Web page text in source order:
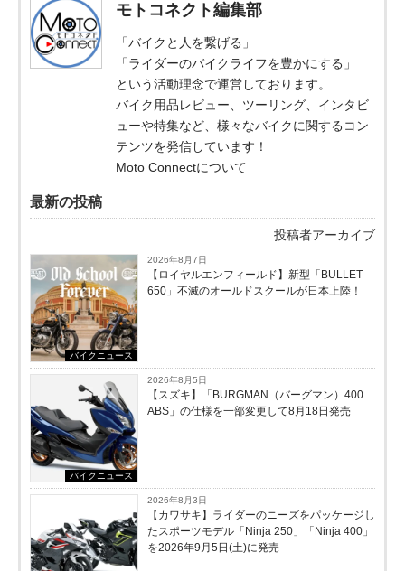
モトコネクト編集部
「バイクと人を繋げる」
「ライダーのバイクライフを豊かにする」
という活動理念で運営しております。
バイク用品レビュー、ツーリング、インタビ
ューや特集など、様々なバイクに関するコン
テンツを発信しています！
Moto Connectについて
最新の投稿
投稿者アーカイブ
バイクニュース
2026年8月7日
【ロイヤルエンフィールド】新型「BULLET
650」不滅のオールドスクールが⽇本上陸！
バイクニュース
2026年8月5日
【スズキ】「BURGMAN（バーグマン）400
ABS」の仕様を一部変更して8月18日発売
2026年8月3日
【カワサキ】ライダーのニーズをパッケージし
たスポーツモデル「Ninja 250」「Ninja 400」
を2026年9月5日(土)に発売